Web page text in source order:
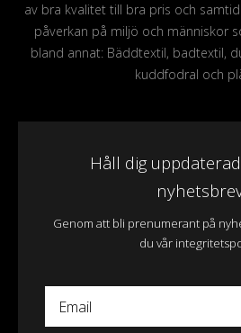
av bra kvalitet till bra pris och
påverkan på miljö och människor
bland annat: Bäddtextil, badtextil,
kuddfodral och
Håll dig
Genom att bli prenumerant på
du vår
Email